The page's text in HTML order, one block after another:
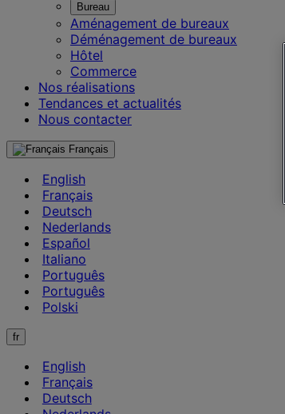
Bureau
Aménagement de bureaux
Déménagement de bureaux
Hôtel
Commerce
Nos réalisations
Tendances et actualités
Nous contacter
Français
English
Français
Deutsch
Nederlands
Español
Italiano
Português
Português
Polski
fr
English
Français
Deutsch